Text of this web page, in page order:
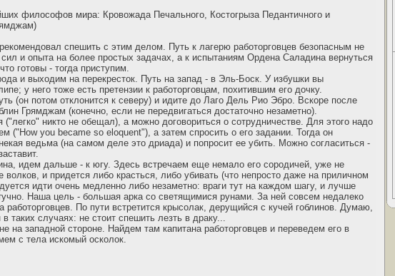
философов мира: Кровожада Печального, Костогрыза Педантичного и
спешить с этим делом. Путь к лагерю работорговцев безопасным не
и опыта на более простых задачах, а к испытаниям Ордена Саладина вернуться
готовы - тогда приступим.
и выходим на перекресток. Путь на запад - в Эль-Боск. У избушки вы
у него тоже есть претензии к работорговцам, похитившим его дочку.
(он потом отклонится к северу) и идите до Лаго Дель Рио Эбро. Вскоре после
Грямджам (конечно, если не передвигаться достаточно незаметно).
никто не обещал), а можно договориться о сотрудничестве. Для этого надо
("How you became so eloquent"), а затем спросить о его задании. Тогда он
ведьма (на самом деле это дриада) и попросит ее убить. Можно согласиться -
идем дальше - к югу. Здесь встречаем еще немало его сородичей, уже не
и придется либо красться, либо убивать (что непросто даже на приличном
идти очень медленно либо незаметно: враги тут на каждом шагу, и лучше
Наша цель - большая арка со светящимися рунами. За ней совсем недалеко
работорговцев. По пути встретится крысолак, дерущийся с кучей гоблинов. Думаю,
таких случаях: не стоит спешить лезть в драку...
на западной стороне. Найдем там капитана работорговцев и переведем его в
с тела искомый осколок.